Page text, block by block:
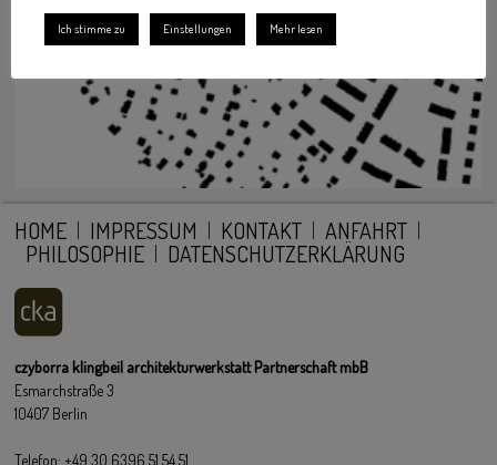
HOME IMPRESSUM KONTAKT
ANFAHRT
PHILOSOPHIE
DATENSCHUTZERKLÄRUNG
czyborra klingbeil architekturwerkstatt Partnerschaft mbB
Esmarchstraße 3
10407 Berlin
Telefon: +49 30 6396 51 54 51
Ich stimme zu Einstellungen Mehr lesen